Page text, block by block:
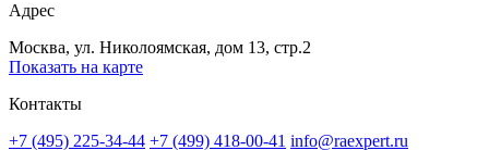
Адрес
Москва, ул. Николоямская, дом 13, стр.2
Показать на карте
Контакты
+7 (495) 225-34-44 +7 (499) 418-00-41 info@raexpert.ru